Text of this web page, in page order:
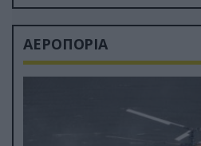
ΑΕΡΟΠΟΡΙΑ